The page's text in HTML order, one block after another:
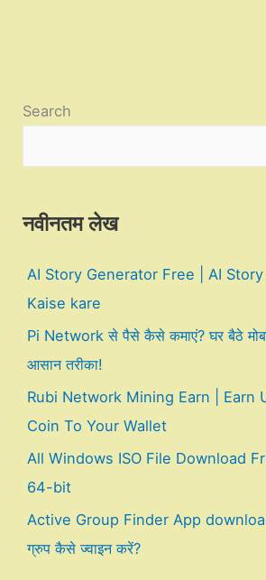
Search
नवीनतम लेख
AI Story Generator Free | AI
Kaise kare
Pi Network से पैसे कैसे कमाएं? घर बैठे
आसान तरीका!
Rubi Network Mining Earn | Earn
Coin To Your Wallet
All Windows ISO File Download
64-bit
Active Group Finder App download
ग्रुप कैसे ज्वाइन करें?